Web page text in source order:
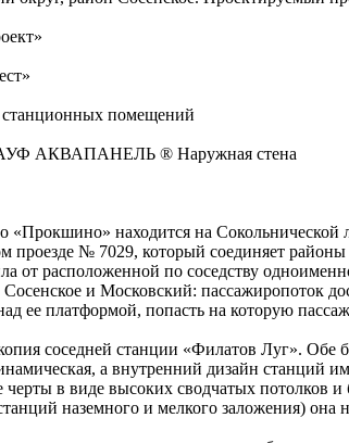
помещений
АКВАПАНЕЛЬ ® Наружная стена
«Прокшино» находится на
проезде № 7029, который соединяет
от расположенной по соседству
Сосенское и Московский: пассажиропоток
ее платформой, попасть на которую
соседней станции «Филатов Луг».
а внутренний дизайн
в виде высоких сводчатых потолков
наземного и мелкого заложения) она